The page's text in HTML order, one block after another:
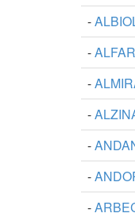
-
-
-
-
-
-
-